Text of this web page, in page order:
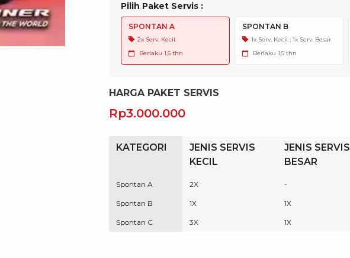
Pilih Paket Servis :
SPONTAN A
2x Serv. Kecil
Berlaku 1,5 thn
SPONTAN B
1x Serv. Kecil ; 1x Serv. Besar
Berlaku 1,5 thn
HARGA PAKET SERVIS
Rp3.000.000
KATEGORI
JENIS SERVIS
KECIL
JENIS SERVIS
BESAR
Spontan A 2X -
Spontan B 1X 1X
Spontan C 3X 1X